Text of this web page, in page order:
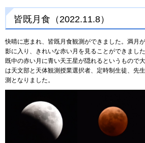
皆既月食（2022.11.8）
快晴に恵まれ、皆既月食観測ができました。満月
影に入り、きれいな赤い月を見ることができまし
既中の赤い月に青い天王星が隠れるというもので
は天文部と天体観測授業選択者、定時制生徒、先
測となりました。